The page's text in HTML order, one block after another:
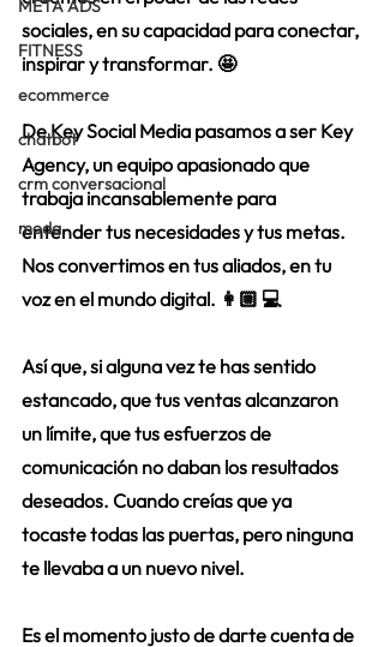
META ADS
FITNESS
ecommerce
chatbot
crm conversacional
moda
sociales, en su capacidad para conectar,
inspirar y transformar. 🤩
De Key Social Media pasamos a ser Key
Agency, un equipo apasionado que
trabaja incansablemente para
entender tus necesidades y tus metas.
Nos convertimos en tus aliados, en tu
voz en el mundo digital. 👩🏼 💻
Así que, si alguna vez te has sentido
estancado, que tus ventas alcanzaron
un límite, que tus esfuerzos de
comunicación no daban los resultados
deseados. Cuando creías que ya
tocaste todas las puertas, pero ninguna
te llevaba a un nuevo nivel.
Es el momento justo de darte cuenta de